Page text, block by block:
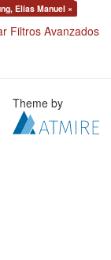
Elías Manuel ×
Filtros Avanzados
Theme by